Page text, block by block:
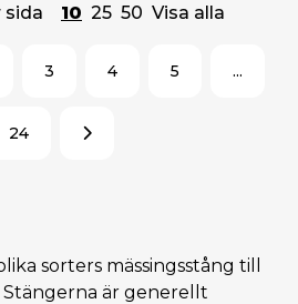
sida
10 25 50 Visa alla
3 4 5 ...
24
sorters mässingsstång till
är generellt